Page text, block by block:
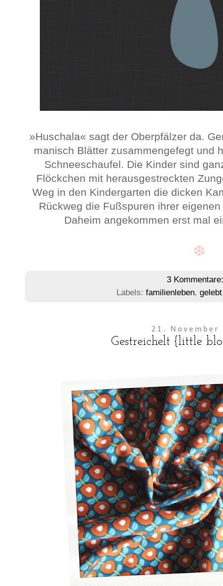
»Huschala« sagt der Oberpfälzer da.
manisch Blätter zusammengefegt und
Schneeschaufel. Die Kinder sind
Flöckchen mit herausgestreckten
Weg in den Kindergarten die dicken
Rückweg die Fußspuren ihrer
Daheim angekommen erst mal
❆
3
Labels:familienleben,gelebt
21. November
Gestreichelt {little